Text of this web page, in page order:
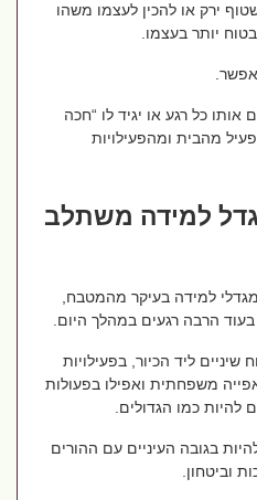
ירק או להכין לעצמו משהו
יותר בעצמו.
כל רגע או יגיד לו “חכה
מהבית ומהפעילויות
למידה משתלב
למידה בעיקר מהמטבח,
הרבה רגעים במהלך היום.
ליד הכיור, בפעילויות
משפחתית ואפילו בפעולות
כמו הגדולים.
בגובה העיניים עם ההורים